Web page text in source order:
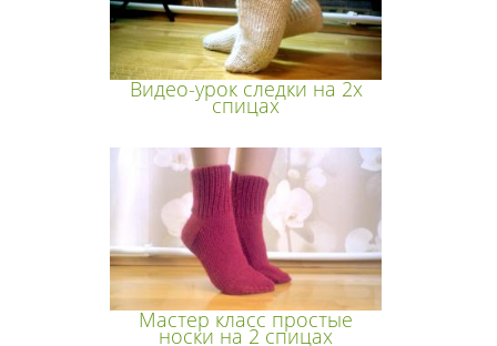
Видео-урок следки на 2х
спицах
Мастер класс простые
носки на 2 спицах